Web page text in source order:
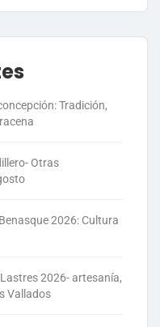
Tradición,
Otras
2026: Cultura
2026- artesanía,
Vallados